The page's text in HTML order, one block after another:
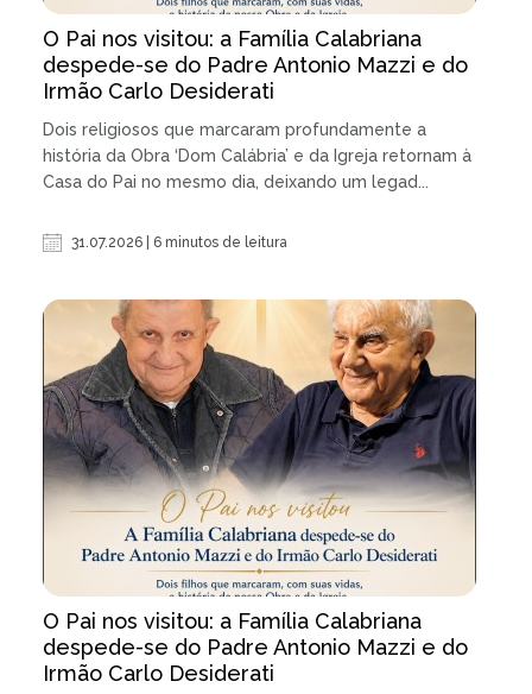
O Pai nos visitou: a Família Calabriana
despede-se do Padre Antonio Mazzi e do
Irmão Carlo Desiderati
Dois religiosos que marcaram profundamente a
história da Obra ‘Dom Calábria’ e da Igreja retornam à
Casa do Pai no mesmo dia, deixando um legad...
31.07.2026 | 6 minutos de leitura
O Pai nos visitou: a Família Calabriana
despede-se do Padre Antonio Mazzi e do
Irmão Carlo Desiderati